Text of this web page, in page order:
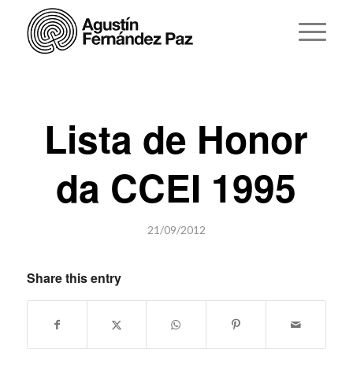
Lista de Honor
da CCEI 1995
21/09/2012
Share this entry